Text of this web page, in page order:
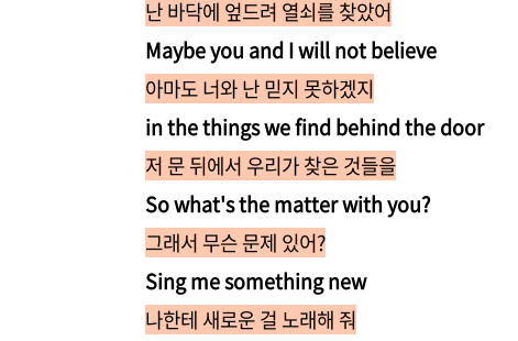
난 바닥에 엎드려 열쇠를 찾았어
Maybe you and I will not believe
아마도 너와 난 믿지 못하겠지
in the things we find behind the door
저 문 뒤에서 우리가 찾은 것들을
So what's the matter with you?
그래서 무슨 문제 있어?
Sing me something new
나한테 새로운 걸 노래해 줘